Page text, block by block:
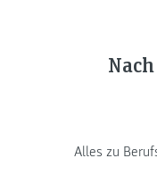
Alles zu